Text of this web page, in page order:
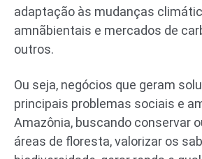
adaptação às mudanças
amnãbientais e mercados de
outros.
Ou seja, negócios que geram
principais problemas sociais e
Amazônia, buscando conservar
áreas de floresta, valorizar os